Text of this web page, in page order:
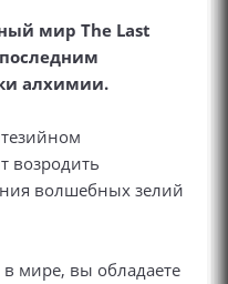
мир The Last
алхимии.
возродить
волшебных зелий
мире, вы обладаете